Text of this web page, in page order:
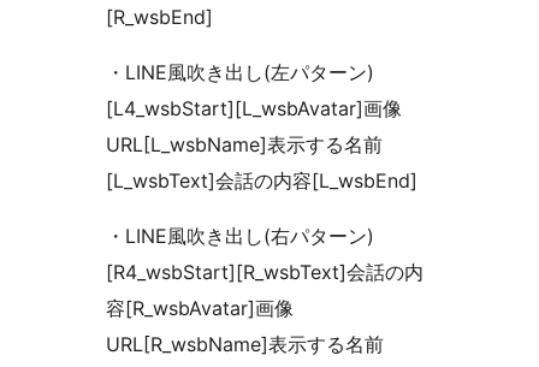
[R_wsbEnd]
・LINE風吹き出し(左パターン)
[L4_wsbStart][L_wsbAvatar]画像
URL[L_wsbName]表示する名前
[L_wsbText]会話の内容[L_wsbEnd]
・LINE風吹き出し(右パターン)
[R4_wsbStart][R_wsbText]会話の内
容[R_wsbAvatar]画像
URL[R_wsbName]表示する名前